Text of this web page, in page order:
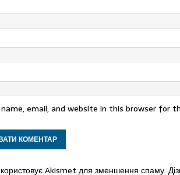
name, email, and website in this browser for
Akismet для зменшення спаму.